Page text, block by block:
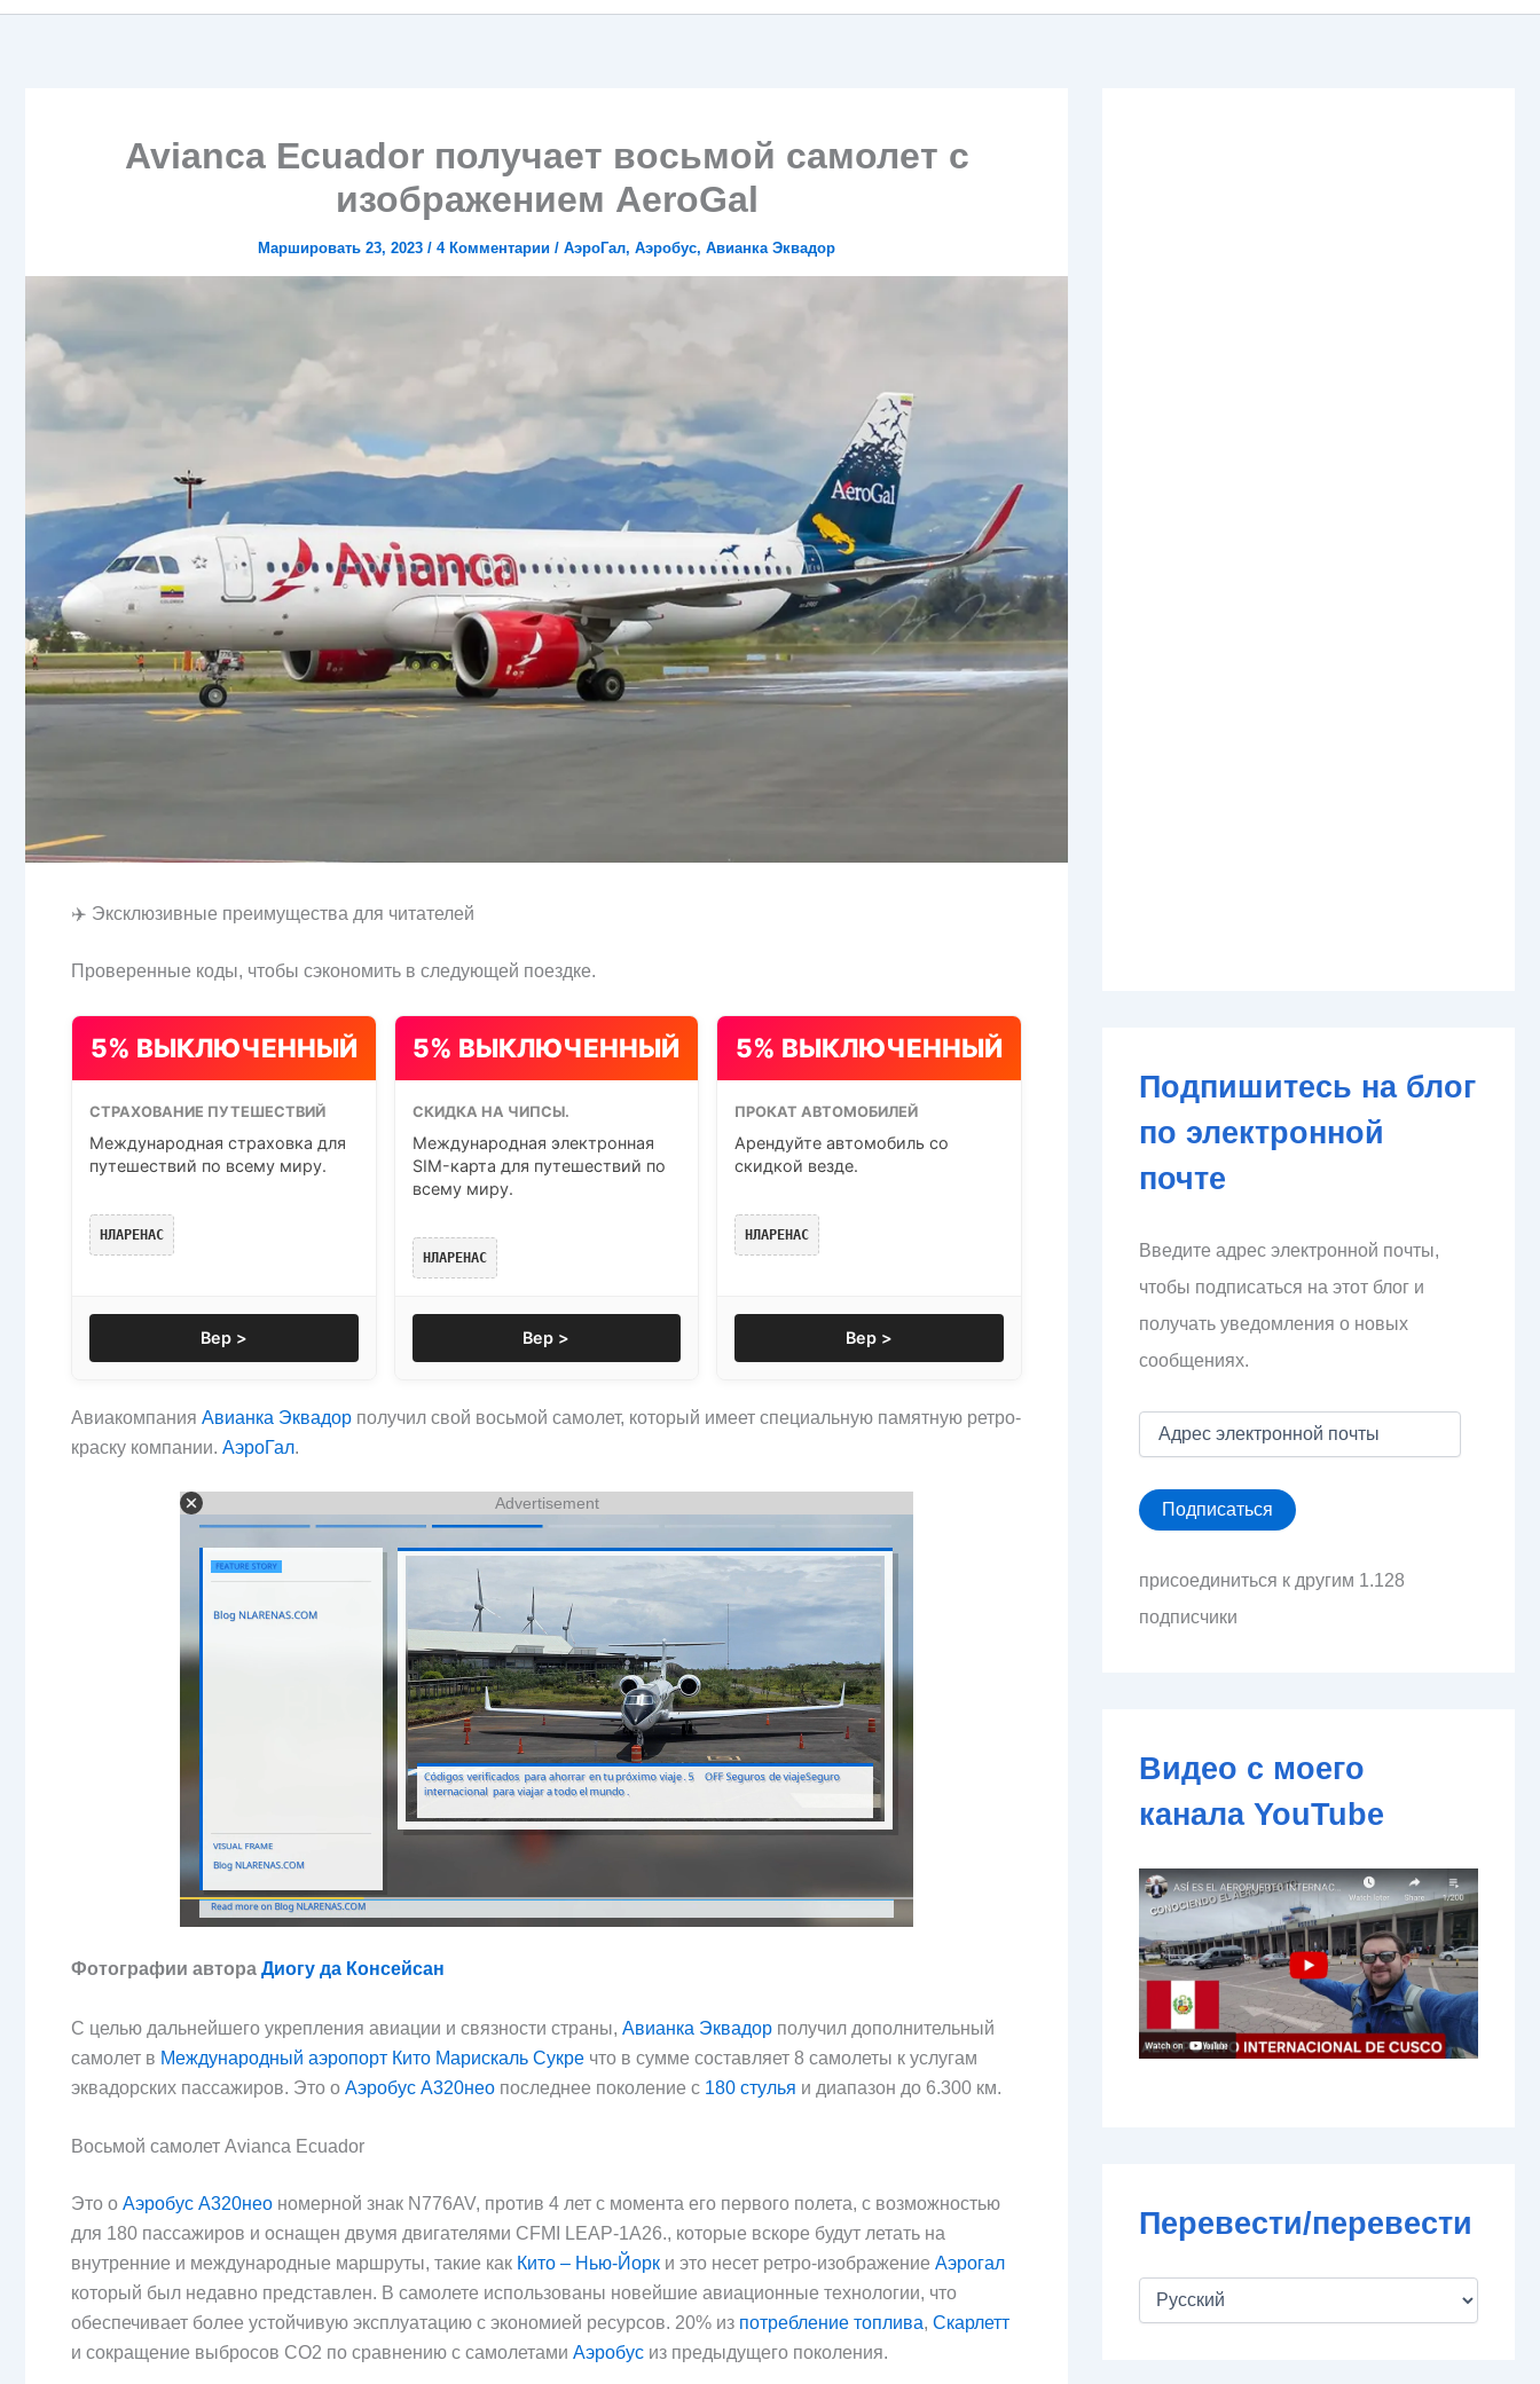
Avianca Ecuador получает восьмой самолет с
изображением AeroGal
Маршировать 23, 2023 / 4 Комментарии / АэроГал, Аэробус, Авианка Эквадор
✈️ Эксклюзивные преимущества для читателей
Проверенные коды, чтобы сэкономить в следующей поездке.
5% ВЫКЛЮЧЕННЫЙ
СТРАХОВАНИЕ ПУТЕШЕСТВИЙ
Международная страховка для
путешествий по всему миру.
НЛАРЕНАС
Вер >
5% ВЫКЛЮЧЕННЫЙ
СКИДКА НА ЧИПСЫ.
Международная электронная
SIM-карта для путешествий по
всему миру.
НЛАРЕНАС
Вер >
5% ВЫКЛЮЧЕННЫЙ
ПРОКАТ АВТОМОБИЛЕЙ
Арендуйте автомобиль со
скидкой везде.
НЛАРЕНАС
Вер >
Авиакомпания Авианка Эквадор получил свой восьмой самолет, который имеет специальную памятную ретро-
краску компании. АэроГал.
Advertisement
Фотографии автора Диогу да Консейсан
С целью дальнейшего укрепления авиации и связности страны, Авианка Эквадор получил дополнительный
самолет в Международный аэропорт Кито Марискаль Сукре что в сумме составляет 8 самолеты к услугам
эквадорских пассажиров. Это о Аэробус А320нео последнее поколение с 180 стулья и диапазон до 6.300 км.
Восьмой самолет Avianca Ecuador
Это о Аэробус А320нео номерной знак N776AV, против 4 лет с момента его первого полета, с возможностью
для 180 пассажиров и оснащен двумя двигателями CFMI LEAP-1A26., которые вскоре будут летать на
внутренние и международные маршруты, такие как Кито – Нью-Йорк и это несет ретро-изображение Аэрогал
который был недавно представлен. В самолете использованы новейшие авиационные технологии, что
обеспечивает более устойчивую эксплуатацию с экономией ресурсов. 20% из потребление топлива, Скарлетт
и сокращение выбросов CO2 по сравнению с самолетами Аэробус из предыдущего поколения.
Подпишитесь на блог
по электронной
почте
Введите адрес электронной почты,
чтобы подписаться на этот блог и
получать уведомления о новых
сообщениях.
е
с
е
т
й
о
ы
Подписаться
присоединиться к другим 1.128
подписчики
Видео с моего
канала YouTube
Перевести/перевести